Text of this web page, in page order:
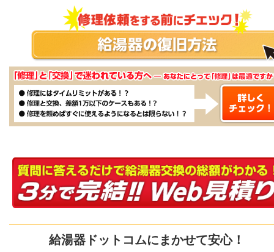
給湯器ドットコムにまかせて安心！